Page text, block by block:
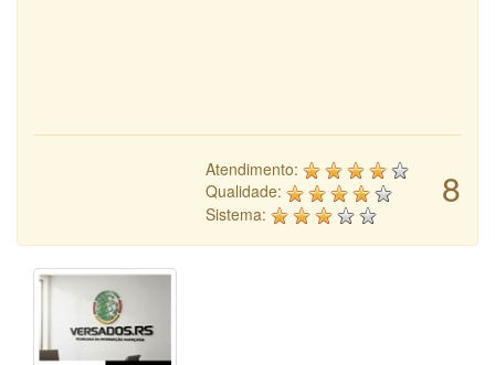
8
Atendimento:
Qualidade:
Sistema: